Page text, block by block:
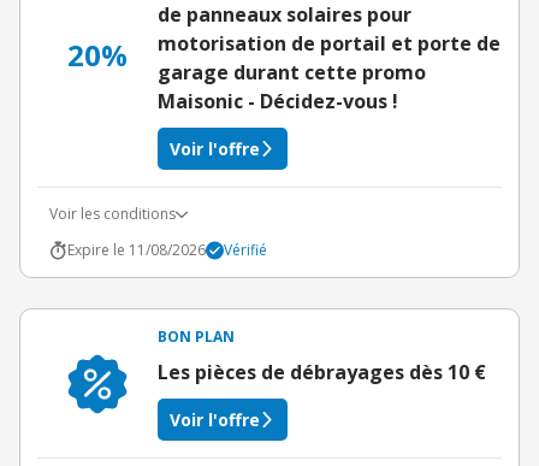
20%
de panneaux solaires pour
motorisation de portail et porte de
garage durant cette promo
Maisonic - Décidez-vous !
Voir l'offre
Voir les conditions
Expire le 11/08/2026
Vérifié
BON PLAN
Les pièces de débrayages dès 10 €
Voir l'offre